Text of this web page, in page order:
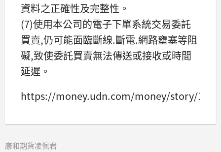
資料之正確性及完整性。
(7)使用本公司的電子下單系統交易委託
買賣,仍可能面臨斷線.斷電.網路壅塞等阻
礙,致使委託買賣無法傳送或接收或時間
延遲。
https://money.udn.com/money/story/
康和期貨凌佩君